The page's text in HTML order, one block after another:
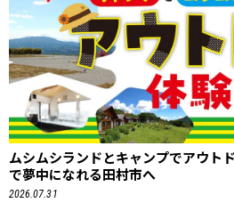
ムシムシランドとキャンプでアウト
で夢中になれる田村市へ
2026.07.31